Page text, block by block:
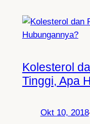
Kolesterol
Tinggi, Apa
Okt 10, 2018